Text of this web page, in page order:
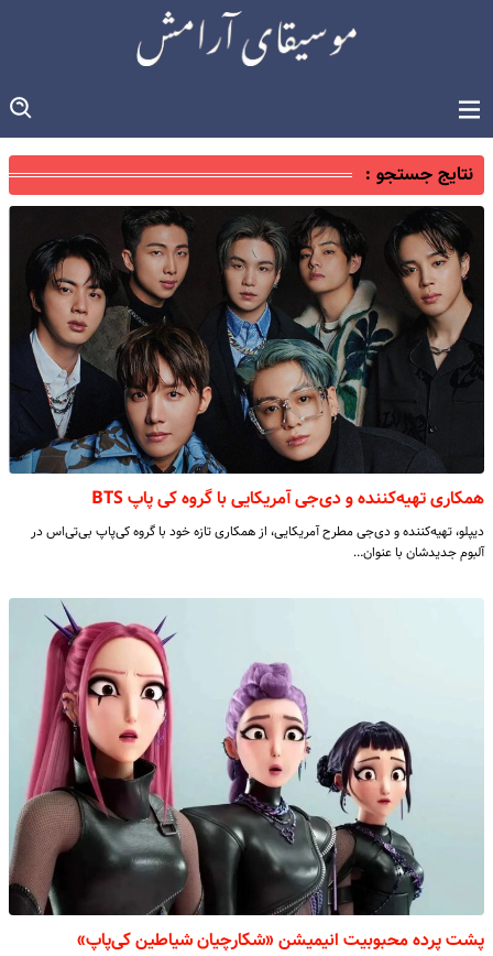
نتایج جستجو :
همکاری تهیه‌کننده و دی‌جی آمریکایی با گروه کی پاپ BTS
دیپلو، تهیه‌کننده و دی‌جی مطرح آمریکایی، از همکاری تازه خود با گروه کی‌پاپ بی‌تی‌اس در
آلبوم جدیدشان با عنوان…
پشت پرده محبوبیت انیمیشن «شکارچیان شیاطین کی‌پاپ»